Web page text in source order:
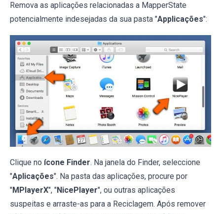
Remova as aplicações relacionadas a MapperState
potencialmente indesejadas da sua pasta "Applicações":
Clique no ícone Finder. Na janela do Finder, seleccione
"Aplicações". Na pasta das aplicações, procure por
"MPlayerX", "NicePlayer", ou outras aplicações
suspeitas e arraste-as para a Reciclagem. Após remover